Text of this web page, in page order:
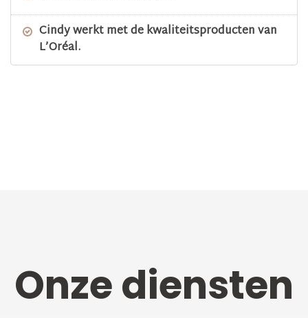
Cindy werkt met de kwaliteitsproducten van
L’Oréal.
Onze diensten